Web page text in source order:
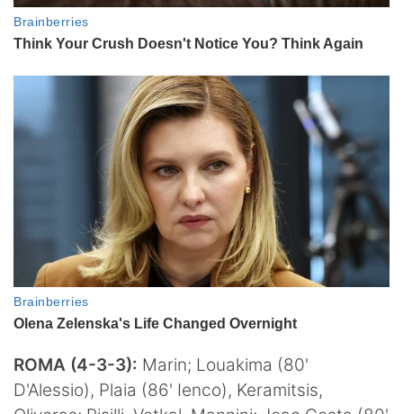
ROMA (4-3-3): Marin; Louakima (80'
D'Alessio), Plaia (86' Ienco), Keramitsis,